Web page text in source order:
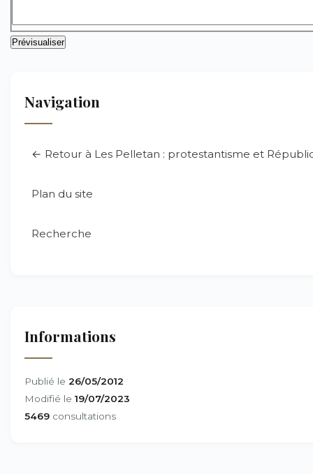
Navigation
← Retour à Les Pelletan : protestantisme et
Plan du site
Recherche
Informations
Publié le 26/05/2012
Modifié le 19/07/2023
5469 consultations